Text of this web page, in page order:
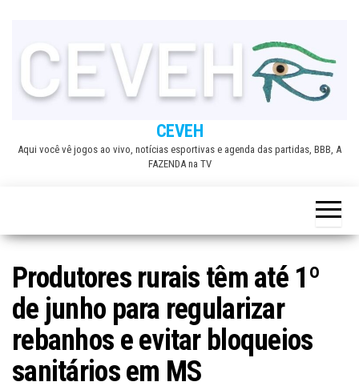
CEVEH
Aqui você vê jogos ao vivo, notícias esportivas e agenda das partidas, BBB, A
FAZENDA na TV
Produtores rurais têm até 1º
de junho para regularizar
rebanhos e evitar bloqueios
sanitários em MS